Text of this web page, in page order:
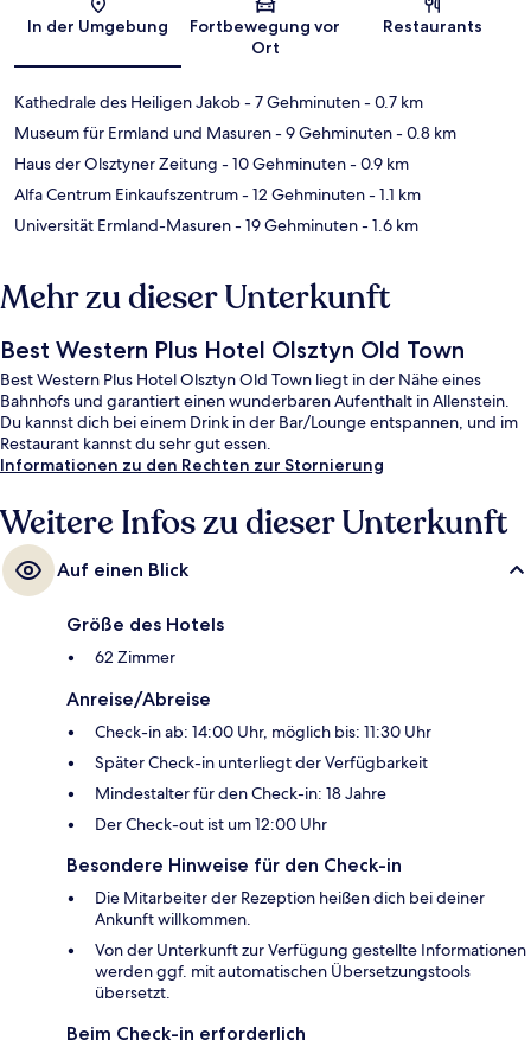
Karte
In der Umgebung
Fortbewegung vor
Ort
Restaurants
Kathedrale des Heiligen Jakob- 7 Gehminuten- 0.7 km
Museum für Ermland und Masuren- 9 Gehminuten- 0.8 km
Haus der Olsztyner Zeitung - 10 Gehminuten- 0.9 km
Alfa Centrum Einkaufszentrum- 12 Gehminuten- 1.1 km
Universität Ermland-Masuren- 19 Gehminuten- 1.6 km
Mehr zu dieser Unterkunft
Best Western Plus Hotel Olsztyn Old Town
Best Western Plus Hotel Olsztyn Old Town liegt in der Nähe eines
Bahnhofs und garantiert einen wunderbaren Aufenthalt in Allenstein.
Du kannst dich bei einem Drink in der Bar/Lounge entspannen, und im
Restaurant kannst du sehr gut essen.
Informationen zu den Rechten zur Stornierung
Weitere Infos zu dieser Unterkunft
Auf einen Blick
Größe des Hotels
62 Zimmer
Anreise/Abreise
Check-in ab: 14:00 Uhr, möglich bis: 11:30 Uhr
Später Check-in unterliegt der Verfügbarkeit
Mindestalter für den Check-in: 18 Jahre
Der Check-out ist um 12:00 Uhr
Besondere Hinweise für den Check-in
Die Mitarbeiter der Rezeption heißen dich bei deiner
Ankunft willkommen.
Von der Unterkunft zur Verfügung gestellte Informationen
werden ggf. mit automatischen Übersetzungstools
übersetzt.
Beim Check-in erforderlich